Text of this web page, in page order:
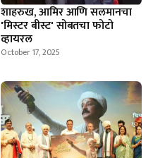
शाहरुख, आमिर आणि सलमानचा
'मिस्टर बीस्ट' सोबतचा फोटो
व्हायरल
October 17, 2025